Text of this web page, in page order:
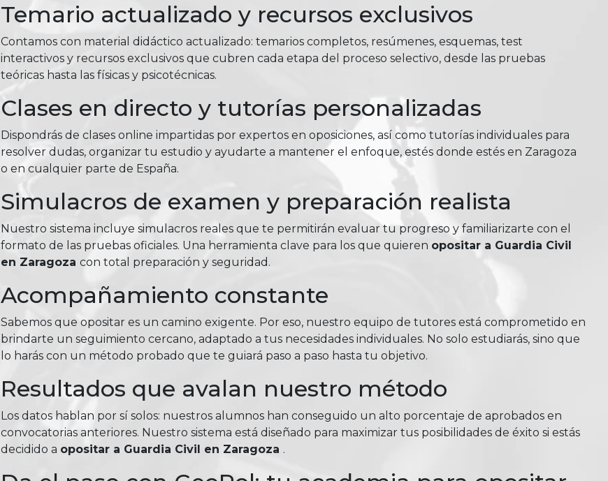
Temario actualizado y recursos exclusivos
Contamos con material didáctico actualizado: temarios completos, resúmenes, esquemas, test
interactivos y recursos exclusivos que cubren cada etapa del proceso selectivo, desde las pruebas
teóricas hasta las físicas y psicotécnicas.
Clases en directo y tutorías personalizadas
Dispondrás de clases online impartidas por expertos en oposiciones, así como tutorías individuales para
resolver dudas, organizar tu estudio y ayudarte a mantener el enfoque, estés donde estés en Zaragoza
o en cualquier parte de España.
Simulacros de examen y preparación realista
Nuestro sistema incluye simulacros reales que te permitirán evaluar tu progreso y familiarizarte con el
formato de las pruebas oficiales. Una herramienta clave para los que quieren opositar a Guardia Civil
en Zaragoza con total preparación y seguridad.
Acompañamiento constante
Sabemos que opositar es un camino exigente. Por eso, nuestro equipo de tutores está comprometido en
brindarte un seguimiento cercano, adaptado a tus necesidades individuales. No solo estudiarás, sino que
lo harás con un método probado que te guiará paso a paso hasta tu objetivo.
Resultados que avalan nuestro método
Los datos hablan por sí solos: nuestros alumnos han conseguido un alto porcentaje de aprobados en
convocatorias anteriores. Nuestro sistema está diseñado para maximizar tus posibilidades de éxito si estás
decidido a opositar a Guardia Civil en Zaragoza .